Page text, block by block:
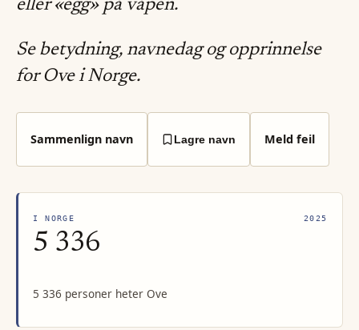
eller «egg» på våpen.
Se betydning, navnedag og opprinnelse
for Ove i Norge.
Sammenlign navn Lagre navn Meld feil
I NORGE 2025
5 336
5 336 personer heter Ove